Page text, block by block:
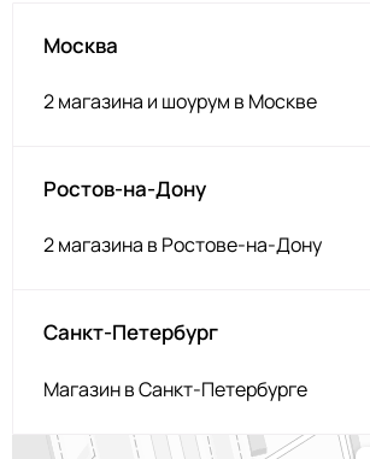
Москва
2 магазина и шоурум в Москве
Ростов-на-Дону
2 магазина в Ростове-на-Дону
Санкт-Петербург
Магазин в Санкт-Петербурге